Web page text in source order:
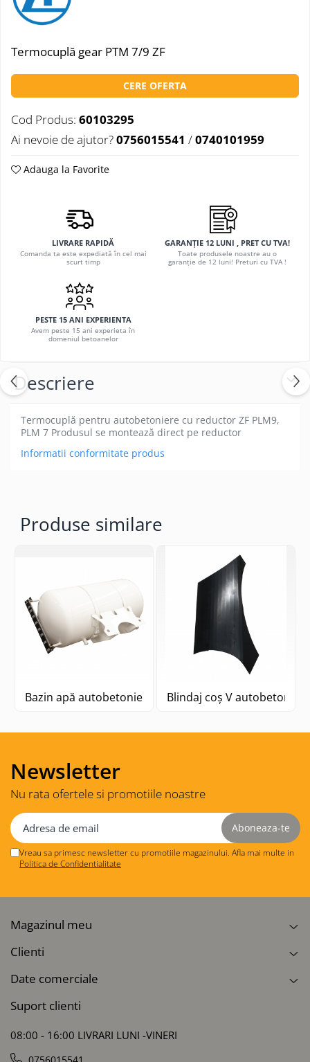
Termocuplă gear PTM 7/9 ZF
CERE OFERTA
Cod Produs: 60103295
Ai nevoie de ajutor?0756015541 /0740101959
Adauga la Favorite
LIVRARE RAPIDĂ
Comanda ta este expediată în cel mai
scurt timp
GARANȚIE 12 LUNI , PRET CU TVA!
Toate produsele noastre au o
garanție de 12 luni! Preturi cu TVA !
PESTE 15 ANI EXPERIENTA
Avem peste 15 ani experieta în
domeniul betoanelor
Descriere
Termocuplă pentru autobetoniere cu reductor ZF PLM9,
PLM 7 Produsul se montează direct pe reductor
Informatii conformitate produs
Produse similare
Bazin apă autobetonieră StetterBlindaj coș V
Newsletter
Nu rata ofertele si promotiile noastre
Vreau sa primesc newsletter cu promotiile magazinului. Afla mai multe in
Politica de Confidentialitate
Magazinul meu
Clienti
Date comerciale
Suport clienti
08:00 - 16:00 LIVRARI LUNI -VINERI